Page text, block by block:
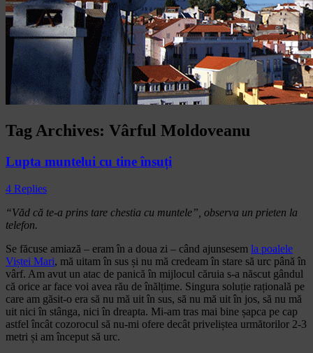
Tag Archives: Vârful Moldoveanu
Lupta muntelui cu tine însuți
4 Replies
“Văd că te-a prins tare chestia cu muntele”, observa un prieten la
telefon.
Se făcuse amiază – eram în a doua zi – când ajunsesem la poalele
Viștei Mari, mă uitam în sus și nu mă credeam în stare să urc până în
vârf. Am avut un atac de panică în mijlocul căruia s-a născut gândul
că orice ar face voi avea rău de înălțime. Singura soluție rațională pe
care am găsit-o era să nu mă uit în sus, să nu mă uit în jos, să nu mă
uit nici în stânga, nici în dreapta. Mi-am tras mai bine șapca pe cap
astfel încât cozorocul să nu-mi ofere decât priveliștea următorilor 2-3
metri și am început să urc.